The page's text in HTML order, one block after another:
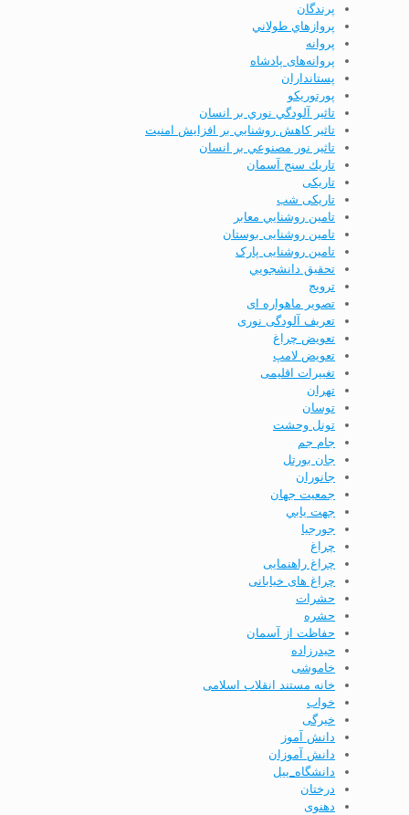
پرندگان
پروازهاي طولاني
پروانه
پروانه‌های پادشاه
پستانداران
پورتوریکو
تاثير آلودگي نوري بر انسان
تاثير كاهش روشنايي بر افزايش امنيت
تاثير نور مصنوعي بر انسان
تاريك سنج آسمان
تاریکی
تاریکی شب
تامين روشنايي معابر
تامین روشنایی بوستان
تامین روشنایی پارک
تحقيق دانشجويي
ترویج
تصویر ماهواره ای
تعریف آلودگی نوری
تعویض چراغ
تعویض لامپ
تغییرات اقلیمی
تهران
توسان
تونل وحشت
جام جم
جان بورتل
جانوران
جمعيت جهان
جهت يابي
جورجيا
چراغ
چراغ راهنمایی
چراغ های خیابانی
حشرات
حشره
حفاظت از آسمان
حيدرزاده
خاموشی
خانه مستند انقلاب اسلامی
خواب
خیرگی
دانش آموز
دانش آموزان
دانشگاه_ییل
درختان
دهنوی